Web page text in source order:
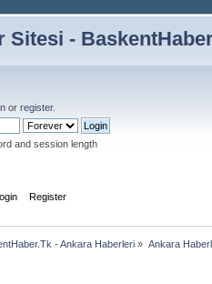
Sitesi -
or register.
and session length
Register
- Ankara Haberleri » Ankara